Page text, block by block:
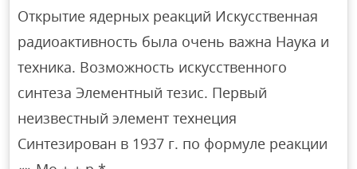
Открытие ядерных реакций Искусственная
радиоактивность была очень важна Наука и
техника. Возможность искусственного
синтеза Элементный тезис. Первый
неизвестный элемент технеция
Синтезирован в 1937 г. по формуле реакции